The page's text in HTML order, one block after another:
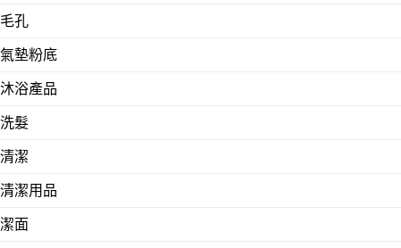
毛孔
氣墊粉底
沐浴產品
洗髮
清潔
清潔用品
潔面